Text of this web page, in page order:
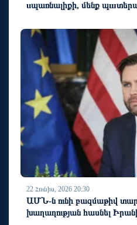
uպառնալիքի, մենք
22 Հունիս, 2026 20:30
ԱՄՆ-ն ունի բազմաթիվ
խաղաղության հասնել